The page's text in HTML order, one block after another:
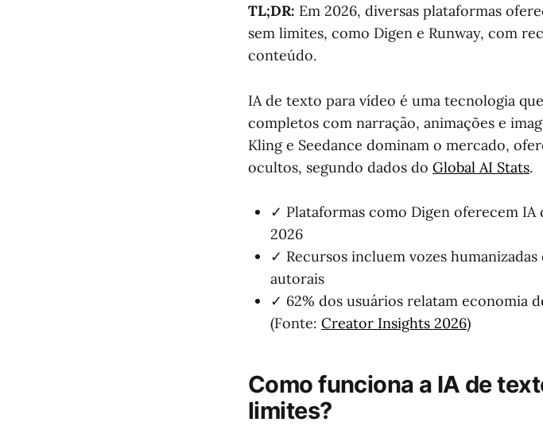
TL;DR: Em 2026, diversas plataformas
sem limites, como Digen e Runway, com
conteúdo.
IA de texto para vídeo é uma tecnologia
completos com narração, animações e
Kling e Seedance dominam o mercado,
ocultos, segundo dados do Global AI Stats.
✓ Plataformas como Digen oferecem
2026
✓ Recursos incluem vozes
autorais
✓ 62% dos usuários relatam economia
(Fonte: Creator Insights 2026)
Como funciona a IA de
limites?